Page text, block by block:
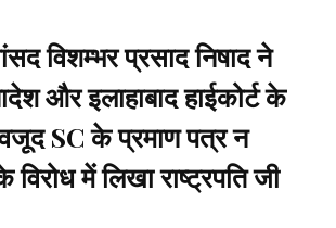
विशम्भर प्रसाद निषाद ने
और इलाहाबाद हाईकोर्ट के
SC के प्रमाण पत्र न
में लिखा राष्ट्रपति जी